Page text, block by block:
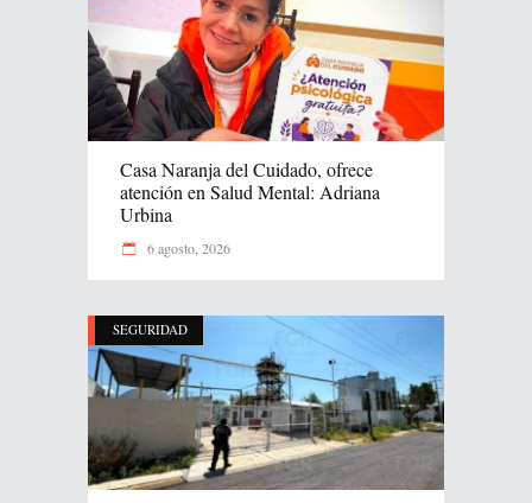
Casa Naranja del Cuidado, ofrece
atención en Salud Mental: Adriana
Urbina
6 agosto, 2026
SEGURIDAD